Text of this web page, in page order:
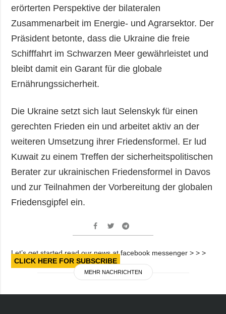
erörterten Perspektive der bilateralen
Zusammenarbeit im Energie- und Agrarsektor. Der
Präsident betonte, dass die Ukraine die freie
Schifffahrt im Schwarzen Meer gewährleistet und
bleibt damit ein Garant für die globale
Ernährungssicherheit.
Die Ukraine setzt sich laut Selenskyk für einen
gerechten Frieden ein und arbeitet aktiv an der
weiteren Umsetzung ihrer Friedensformel. Er lud
Kuwait zu einem Treffen der sicherheitspolitischen
Berater zur ukrainischen Friedensformel in Davos
und zur Teilnahmen der Vorbereitung der globalen
Friedensgipfel ein.
Let’s get started read our news at facebook messenger > > >
CLICK HERE FOR SUBSCRIBE
MEHR NACHRICHTEN